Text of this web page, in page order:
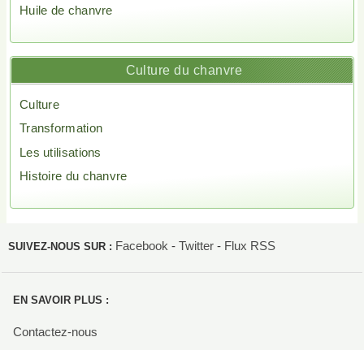
Huile de chanvre
Culture du chanvre
Culture
Transformation
Les utilisations
Histoire du chanvre
SUIVEZ-NOUS SUR : Facebook -Twitter - Flux RSS
EN SAVOIR PLUS :
Contactez-nous